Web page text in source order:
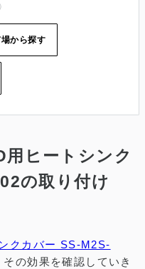
から探す
用ヒートシンク
の取り付け
クカバー SS-M2S-
の効果を確認していき